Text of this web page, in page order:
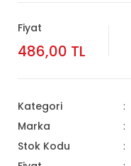
Fiyat
486,00 TL
Kategori
Marka
Stok Kodu